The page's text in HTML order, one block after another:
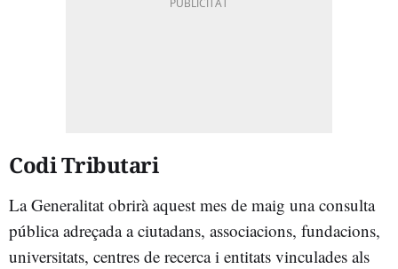
Codi Tributari
La Generalitat obrirà aquest mes de maig una consulta
pública adreçada a ciutadans, associacions, fundacions,
universitats, centres de recerca i entitats vinculades als